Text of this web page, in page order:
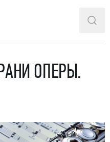
оперы и балета
ОПЕРЫ.